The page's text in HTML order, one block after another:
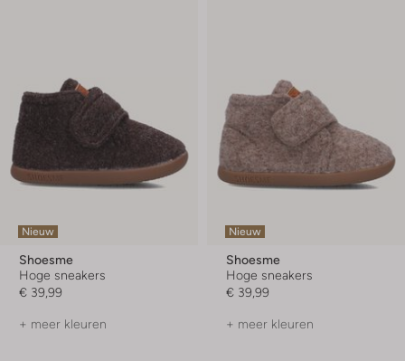
Nieuw
Shoesme
Hoge sneakers
€ 39,99
+ meer kleuren
Nieuw
Shoesme
Hoge sneakers
€ 39,99
+ meer kleuren